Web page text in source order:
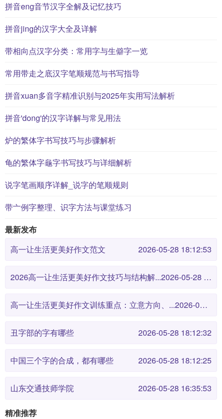
拼音eng音节汉字全解及记忆技巧
拼音jing的汉字大全及详解
带相向点汉字分类：常用字与生僻字一览
常用带走之底汉字笔顺规范与书写指导
拼音xuan多音字精准识别与2025年实用写法解析
拼音'dong'的汉字详解与常见用法
炉的繁体字书写技巧与步骤解析
龟的繁体字龜字书写技巧与详细解析
说字笔画顺序详解_说字的笔顺规则
带亠例字整理、识字方法与课堂练习
最新发布
高一让生活更美好作文范文
2026-05-28 18:12:53
2026高一让生活更美好作文技巧与结构解... 2026-05-28 18:12:46
高一让生活更美好作文训练重点：立意方向、... 2026-05-28 18:12:38
丑字部的字有哪些 2026-05-28 18:12:32
中国三个字的合成，都有哪些 2026-05-28 18:12:25
山东交通技师学院 2026-05-28 16:35:53
精准推荐